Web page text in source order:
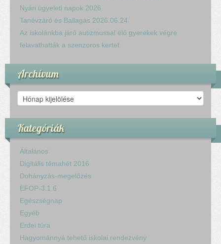
Nyári ügyeleti napok 2026.
Tanévzáró és Ballagás 2026.06.24.
Az iskolánkba járó autizmussal élő gyerekek végre
felavathatták a szenzoros kertet
Archívum
Archívum
Kategóriák
Általános
Digitális témahét 2016
Dohányzás-megelőzés
EFOP-3.1.6
Egészségnap
Egyéb
Erdei túra
Hagyománnyá tehető iskolai rendezvény